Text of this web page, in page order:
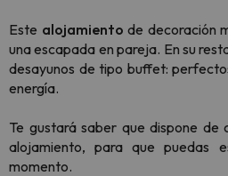
Este alojamientode decoración
una escapada en pareja. En su
desayunos de tipo buffet:
energía.
Te gustará saber que dispone de
alojamiento, para que puedas
momento.